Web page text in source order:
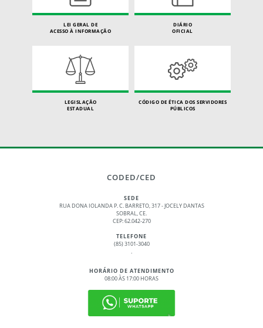
LEI GERAL DE
ACESSO À INFORMAÇÃO
DIÁRIO
OFICIAL
LEGISLAÇÃO
ESTADUAL
CÓDIGO DE ÉTICA DOS SERVIDORES
PÚBLICOS
CODED/CED
SEDE
RUA DONA IOLANDA P. C. BARRETO, 317 - JOCELY DANTAS
SOBRAL, CE.
CEP: 62.042-270
TELEFONE
(85) 3101-3040
.
HORÁRIO DE ATENDIMENTO
08:00 ÀS 17:00 HORAS